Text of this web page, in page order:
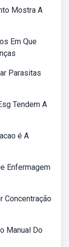
Mostra A
Em Que
Parasitas
Tendem A
é A
Enfermagem
Concentração
Manual Do